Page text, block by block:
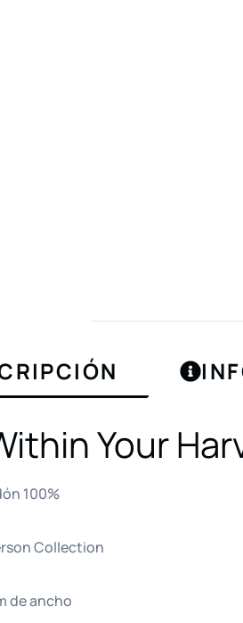
Your
100%
Collection
de ancho